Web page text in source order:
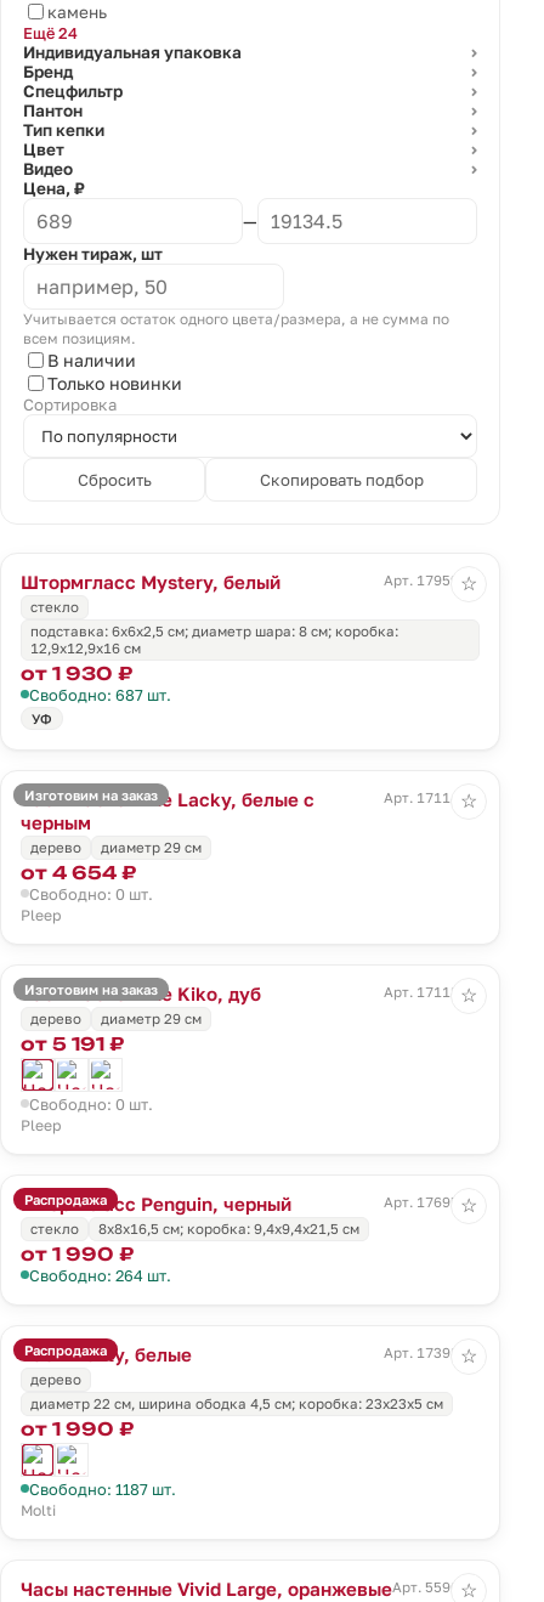
камень
Ещё 24
Индивидуальная упаковка
⌄
Бренд ⌄
Спецфильтр ⌄
Пантон ⌄
Тип кепки ⌄
Цвет ⌄
Видео ⌄
Цена, ₽
—
Нужен тираж, шт
Учитывается остаток одного цвета/размера, а не сумма по
всем позициям.
В наличии
Только новинки
Сортировка
Сбросить Скопировать подбор
Штормгласс Mystery, белый
Арт. 17959.60
стекло
подставка: 6х6х2,5 см; диаметр шара: 8 см; коробка:
12,9x12,9x16 см
от 1 930 ₽
Свободно: 687 шт.
УФ
☆
Изготовим на заказ
Часы настенные Lacky, белые с
черным
Арт. 17114.63
дерево диаметр 29 см
от 4 654 ₽
Свободно: 0 шт.
Pleep
☆
Изготовим на заказ
Часы настенные Kiko, дуб
Арт. 17118.13
дерево
диаметр 29 см
от 5 191 ₽
Свободно: 0 шт.
Pleep
☆
Распродажа
Штормгласс Penguin, черный
Арт. 17695.30
стекло
8х8х16,5 см; коробка: 9,4x9,4x21,5 см
от 1 990 ₽
Свободно: 264 шт.
☆
Распродажа
Часы Benty, белые
Арт. 17398.60
дерево
диаметр 22 см, ширина ободка 4,5 см; коробка: 23х23х5 см
от 1 990 ₽
Свободно: 1187 шт.
Molti
☆
Часы настенные Vivid Large, оранжевыеАрт. 5590.20
☆